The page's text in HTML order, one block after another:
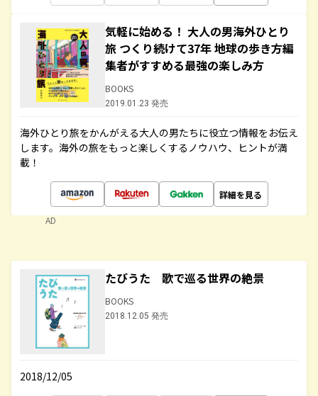
気軽に始める！ 大人の男海外ひとり
旅 つくり続けて37年 地球の歩き方編
集者がすすめる最強の楽しみ方
BOOKS
2019.01.23 発売
海外ひとり旅をかんがえる大人の男たちに役立つ情報をお伝え
します。海外の旅をもっと楽しくするノウハウ、ヒントが満
載！
詳細を見る
AD
たびうた 歌で巡る世界の絶景
BOOKS
2018.12.05 発売
2018/12/05